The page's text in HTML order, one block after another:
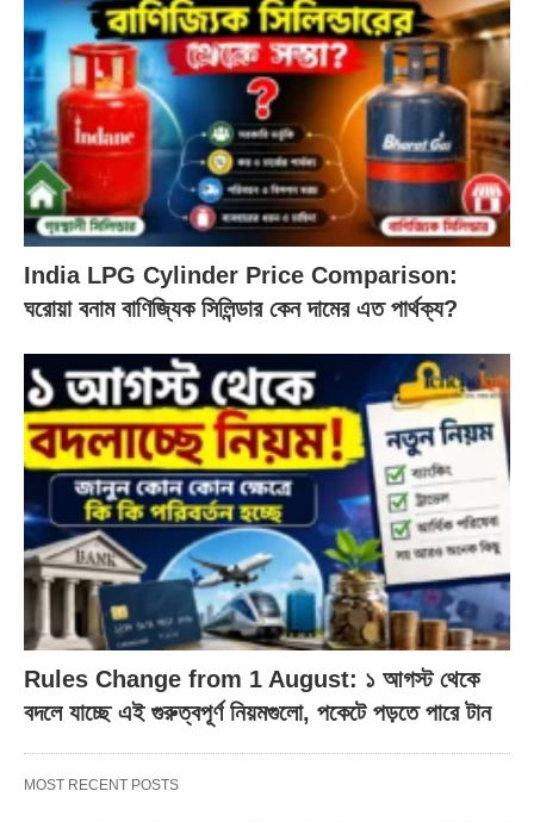
India LPG Cylinder Price Comparison:
ঘরোয়া বনাম বাণিজ্যিক সিলিন্ডার কেন দামের এত পার্থক্য?
Rules Change from 1 August: ১ আগস্ট থেকে
বদলে যাচ্ছে এই গুরুত্বপূর্ণ নিয়মগুলো, পকেটে পড়তে পারে টান
MOST RECENT POSTS